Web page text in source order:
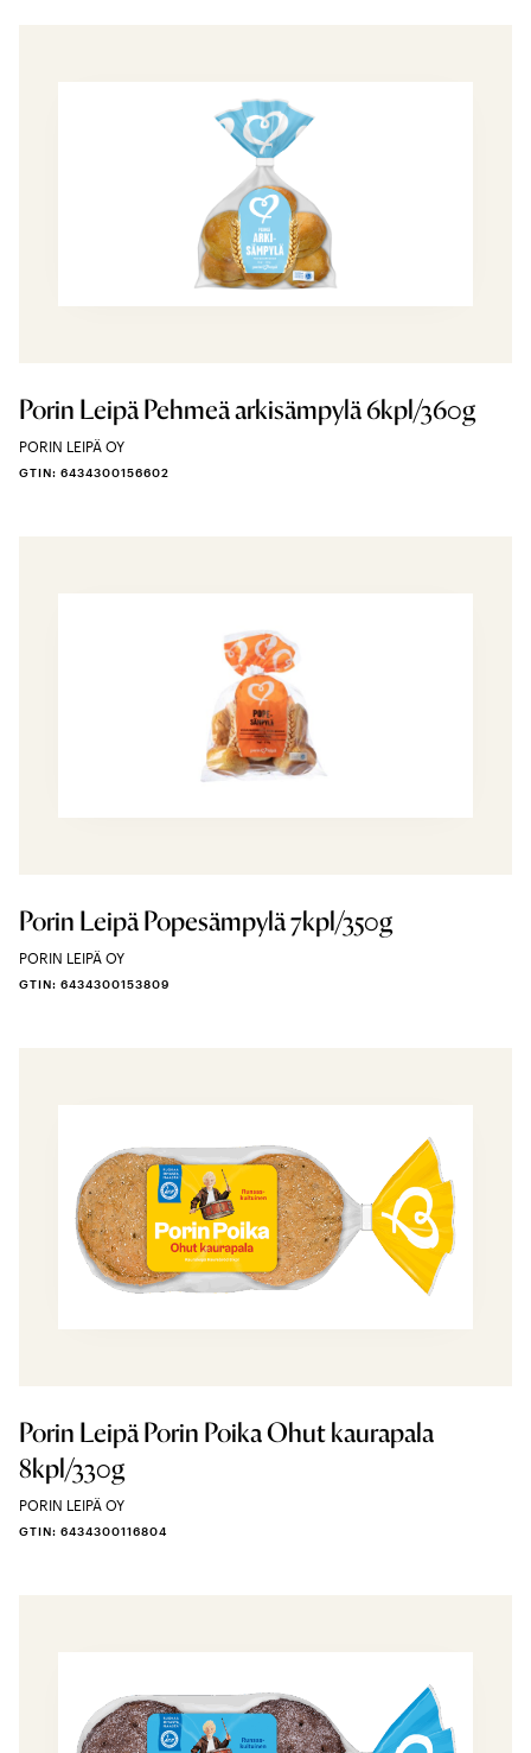
Porin Leipä Pehmeä arkisämpylä 6kpl/360g
PORIN LEIPÄ OY
GTIN: 6434300156602
Porin Leipä Popesämpylä 7kpl/350g
PORIN LEIPÄ OY
GTIN: 6434300153809
Porin Leipä Porin Poika Ohut kaurapala
8kpl/330g
PORIN LEIPÄ OY
GTIN: 6434300116804